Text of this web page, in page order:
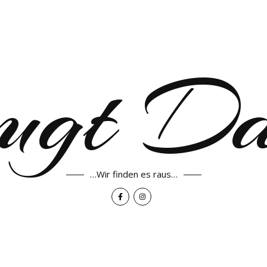
…Wir finden es raus…